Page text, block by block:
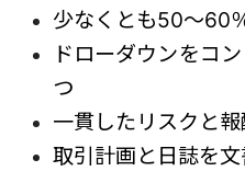
少なくとも50～60
ドローダウンをコ
つ
一貫したリスクと
取引計画と日誌を